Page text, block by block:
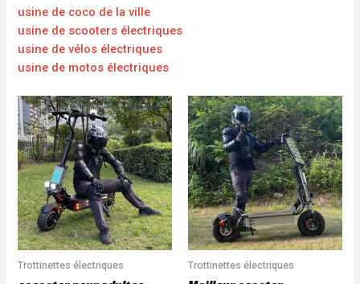
usine de coco de la ville
usine de scooters électriques
usine de vélos électriques
usine de motos électriques
Trottinettes électriques Trottinettes électriques